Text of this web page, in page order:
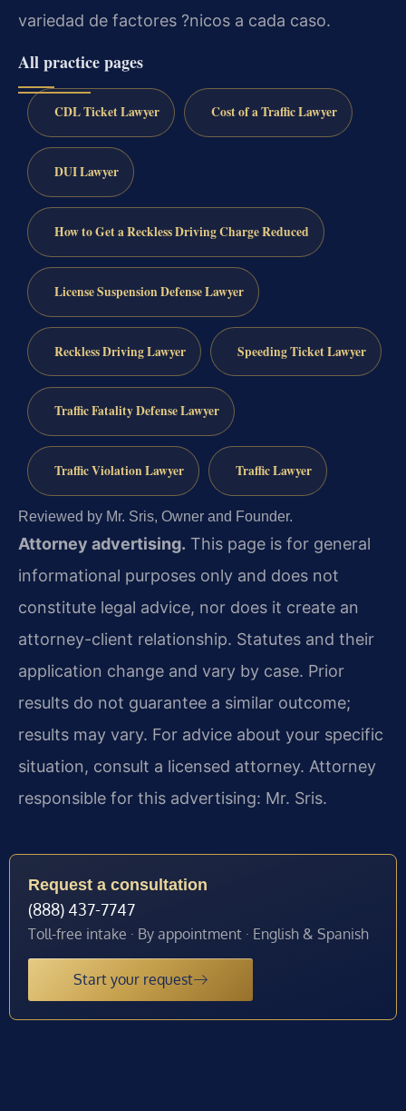
variedad de factores ?nicos a cada caso.
All practice pages
CDL Ticket Lawyer Cost of a Traffic Lawyer
DUI Lawyer
How to Get a Reckless Driving Charge Reduced
License Suspension Defense Lawyer
Reckless Driving Lawyer Speeding Ticket Lawyer
Traffic Fatality Defense Lawyer
Traffic Violation Lawyer Traffic Lawyer
Reviewed by Mr. Sris, Owner and Founder.
Attorney advertising. This page is for general
informational purposes only and does not
constitute legal advice, nor does it create an
attorney-client relationship. Statutes and their
application change and vary by case. Prior
results do not guarantee a similar outcome;
results may vary. For advice about your specific
situation, consult a licensed attorney. Attorney
responsible for this advertising: Mr. Sris.
Request a consultation
(888) 437-7747
Toll-free intake · By appointment · English & Spanish
Start your request